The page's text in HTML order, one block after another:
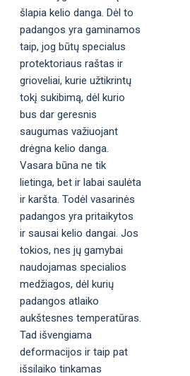
šlapia kelio danga. Dėl to
padangos yra gaminamos
taip, jog būtų specialus
protektoriaus raštas ir
grioveliai, kurie užtikrintų
tokį sukibimą, dėl kurio
bus dar geresnis
saugumas važiuojant
drėgna kelio danga.
Vasara būna ne tik
lietinga, bet ir labai saulėta
ir karšta. Todėl vasarinės
padangos yra pritaikytos
ir sausai kelio dangai. Jos
tokios, nes jų gamybai
naudojamas specialios
medžiagos, dėl kurių
padangos atlaiko
aukštesnes temperatūras.
Tad išvengiama
deformacijos ir taip pat
išsilaiko tinkamas